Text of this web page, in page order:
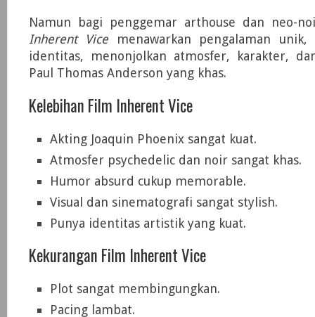
Namun bagi penggemar arthouse dan neo-
Inherent Vicemenawarkan pengalaman unik,
identitas, menonjolkan atmosfer, karakter,
Paul Thomas Anderson yang khas.
Kelebihan Film Inherent Vice
Akting Joaquin Phoenix sangat kuat.
Atmosfer psychedelic dan noir sangat khas.
Humor absurd cukup memorable.
Visual dan sinematografi sangat stylish.
Punya identitas artistik yang kuat.
Kekurangan Film Inherent Vice
Plot sangat membingungkan.
Pacing lambat.